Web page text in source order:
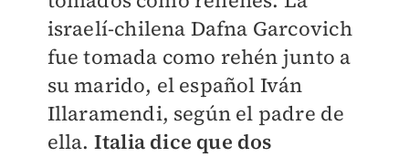
israelí-chilena Dafna Garcovich
fue tomada como rehén junto a
su marido, el español Iván
Illaramendi, según el padre de
ella. Italia dice que dos